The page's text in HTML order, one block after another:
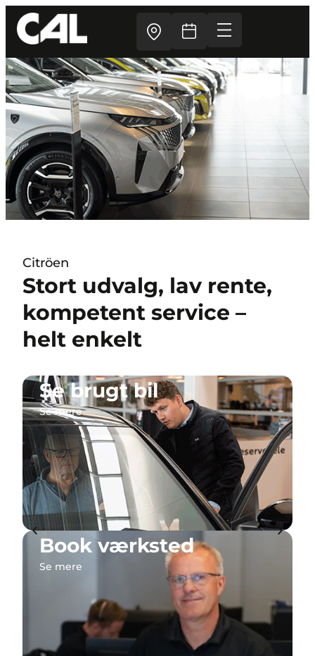
Citröen
Stort udvalg, lav rente,
kompetent service –
helt enkelt
Se brugt bil
Se mere
Book værksted
Se mere